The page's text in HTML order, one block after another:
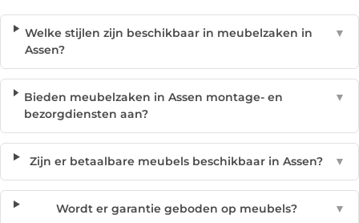
Welke stijlen zijn beschikbaar in meubelzaken in
Assen?
▼
Bieden meubelzaken in Assen montage- en
bezorgdiensten aan?
▼
Zijn er betaalbare meubels beschikbaar in Assen? ▼
Wordt er garantie geboden op meubels? ▼